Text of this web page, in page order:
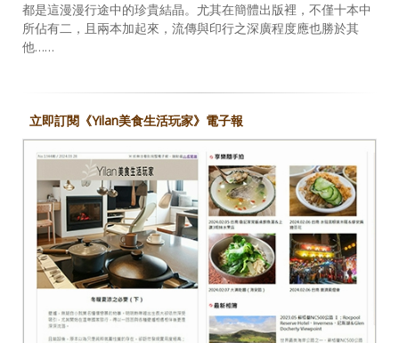
都是這漫漫行途中的珍貴結晶。尤其在簡體出版裡，不僅十本中
所佔有二，且兩本加起來，流傳與印行之深廣程度應也勝於其
他……
立即訂閱《Yilan美食生活玩家》電子報